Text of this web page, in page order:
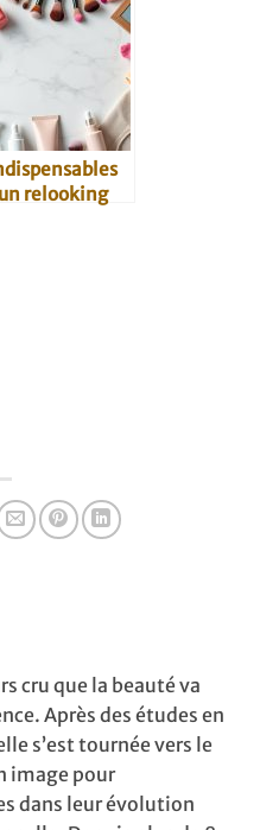
relooking
cru que la beauté va
Après des études en
s’est tournée vers le
image pour
dans leur évolution